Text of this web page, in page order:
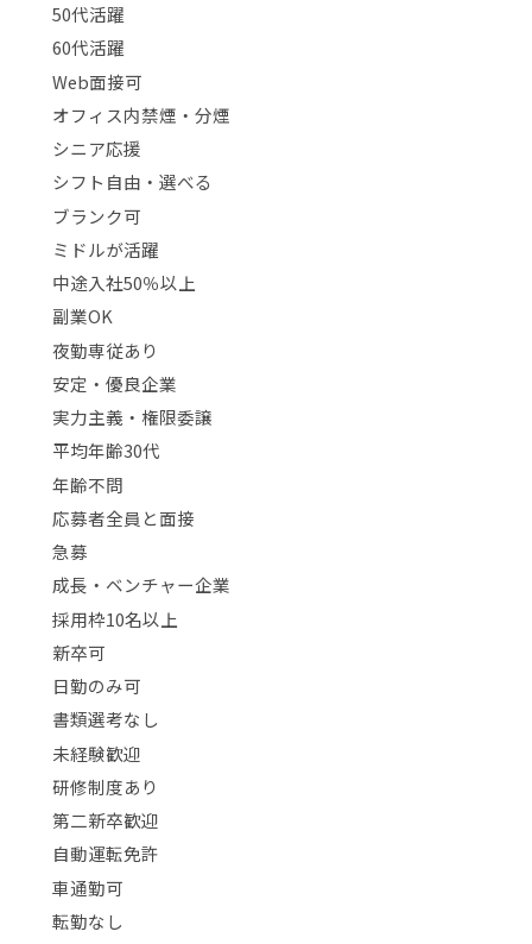
50代活躍
60代活躍
Web面接可
オフィス内禁煙・分煙
シニア応援
シフト自由・選べる
ブランク可
ミドルが活躍
中途入社50％以上
副業OK
夜勤専従あり
安定・優良企業
実力主義・権限委譲
平均年齢30代
年齢不問
応募者全員と面接
急募
成長・ベンチャー企業
採用枠10名以上
新卒可
日勤のみ可
書類選考なし
未経験歓迎
研修制度あり
第二新卒歓迎
自動運転免許
車通勤可
転勤なし